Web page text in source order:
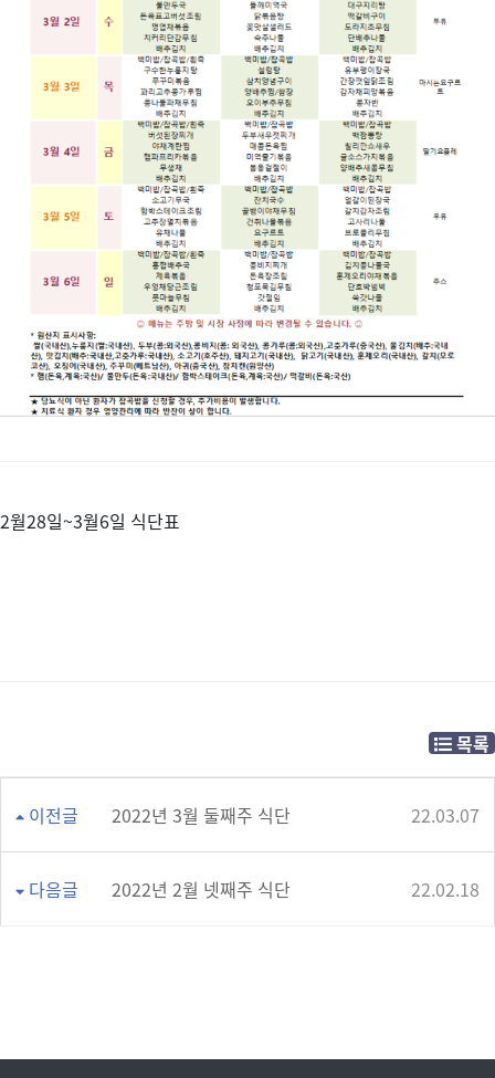
2월28일~3월6일 식단표
목록
이전글 2022년 3월 둘째주 식단 22.03.07
다음글 2022년 2월 넷째주 식단 22.02.18